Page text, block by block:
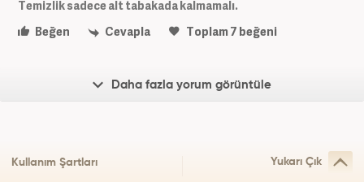
Temizlik sadece alt tabakada kalmamalı.
Beğen
Cevapla Toplam7 beğeni
Daha fazla yorum görüntüle
Kullanım Şartları Yukarı Çık